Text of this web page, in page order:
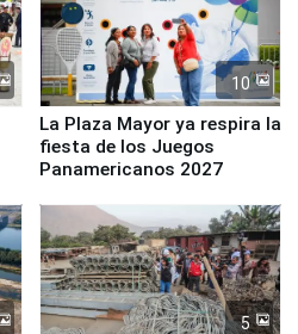
10
La Plaza Mayor ya respira la
fiesta de los Juegos
Panamericanos 2027
5